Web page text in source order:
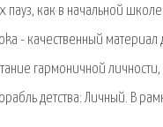
как в начальной
- качественный
гармоничной
детства: Личный. В